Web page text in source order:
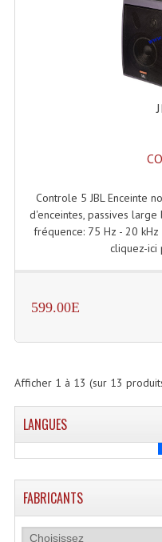
Système
Angle
Angle
Angle
Angles
Angles
Angles
Angles
Controle 5 JBL Enceinte
d'enceintes, passives
fréquence: 75 Hz - 20
cliquez-ici
599.00E
Afficher 1 à 13 (sur 13
LANGUES
FABRICANTS